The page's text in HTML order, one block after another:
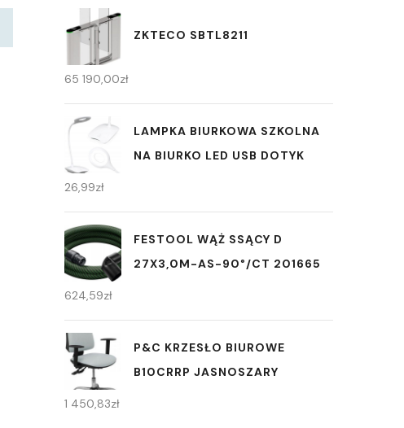
ZKTECO SBTL8211
65 190,00zł
LAMPKA BIURKOWA SZKOLNA
NA BIURKO LED USB DOTYK
26,99zł
FESTOOL WĄŻ SSĄCY D
27X3,0M-AS-90°/CT 201665
624,59zł
P&C KRZESŁO BIUROWE
B10CRRP JASNOSZARY
1 450,83zł